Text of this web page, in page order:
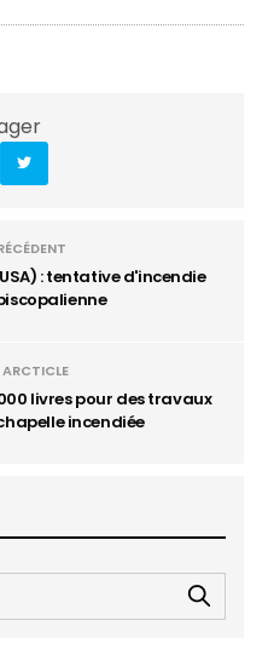
: tentative d'incendie
livres pour des travaux
incendiée